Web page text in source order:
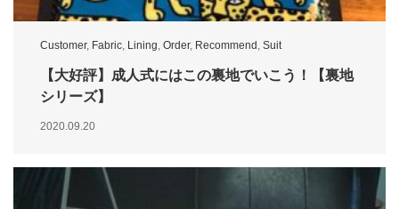
Customer, Fabric, Lining, Order, Recommend , Suit
【大好評】成人式にはこの裏地でいこう！【裏地
シリーズ】
2020.09.20